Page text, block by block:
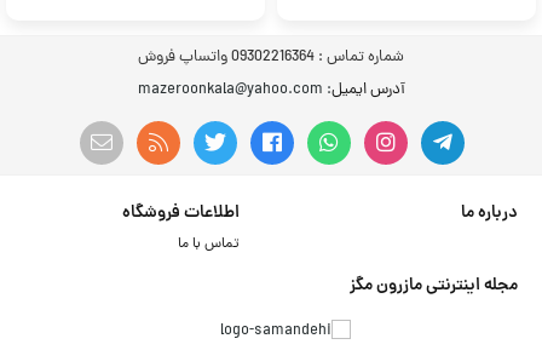
شماره تماس : 09302216364 واتساپ فروش
آدرس ایمیل: mazeroonkala@yahoo.com
درباره ما اطلاعات فروشگاه
تماس با ما
مجله اینترنتی مازرون مگز